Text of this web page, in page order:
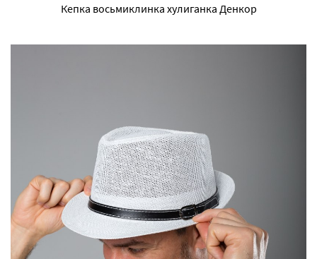
Кепка восьмиклинка хулиганка Денкор